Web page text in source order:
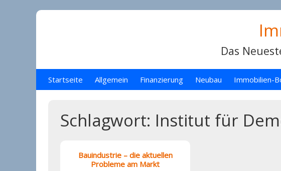
Das
Startseite Allgemein Finanzierung Neubau Immobilien-
Schlagwort: Institut für
Bauindustrie – die aktuellen
Probleme am Markt